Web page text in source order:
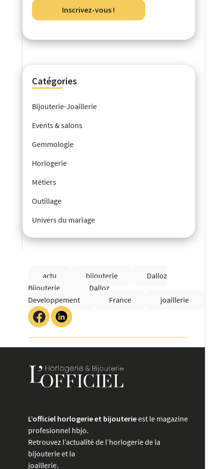
Inscrivez-vous !
Catégories
Bijouterie-Joaillerie
Events & salons
Gemmologie
Horlogerie
Métiers
Outillage
Univers du mariage
actu bijouterie
Dalloz
Bijouterie
Dalloz
Developpement
France joaillerie
L’officiel horlogerie et bijouterieest le magazine
profesionnel hbjo.
Retrouvez l’actualité de l’horlogerie de la
bijouterie et la
joaillerie.